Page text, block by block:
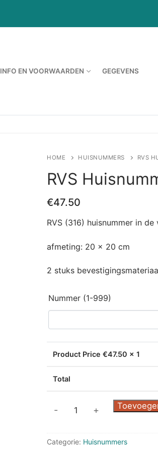
INFO EN VOORWAARDEN GEGEVENS
HOME HUISNUMMERS RVS
RVS
€47.50
RVS (316) huisnummer in
afmeting: 20 x 20 cm
2 stuks
Nummer (1-999)
Product Price €47.50 x 1
Total
4
- +
Categorie: Huisnummers